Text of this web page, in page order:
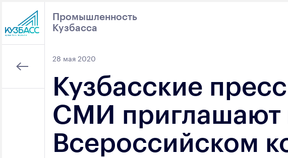
Промышленность
Кузбасса
28 мая 2020
Кузбасские
СМИ приглашают
Всероссийском